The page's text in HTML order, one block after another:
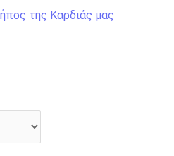
της Καρδιάς μας